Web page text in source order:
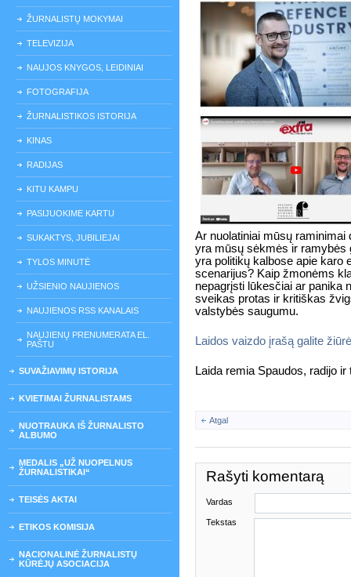
ŽURNALISTŲ MOKYMAI
TELEVIZIJA
NAUJOS KNYGOS, LEIDINIAI
FOTOGRAFIJA
ŽURNALISTIKOS ISTORIJA
KINAS
RADIJAS
KITU KAMPU
PASIJUOKIME KARTU
SUKAKTYS, JUBILIEJAI
TYLOS MINUTĖ
UŽSIENIO NAUJIENOS
NAUJIENOS RSS KANALAIS
NAUJIENŲ PRENUMERATA EL.
PAŠTU
SUVAŽIAVIMŲ ISTORIJA
KVIETIMAI ŽURNALISTAMS
NUOTRAUKA IŠ ŽURNALISTO
ALBUMO
MEDALIS „UŽ NUOPELNUS
ŽURNALISTIKAI“
TEISĖS AKTAI
ETIKOS KOMISIJA
NACIONALINĖ ŽURNALISTŲ
KŪRĖJŲ ASOCIACIJA
Ar nuolatiniai mūsų raminimai
yra mūsų sėkmės ir ramybės
yra politikų kalbose apie karo
scenarijus? Kaip žmonėms
nepagrįsti lūkesčiai ar panika
sveikas protas ir kritiškas
valstybės saugumu.
Laidos vaizdo įrašą galite
Laida remia Spaudos, radijo
Atgal
Rašyti komentarą
Vardas
Tekstas